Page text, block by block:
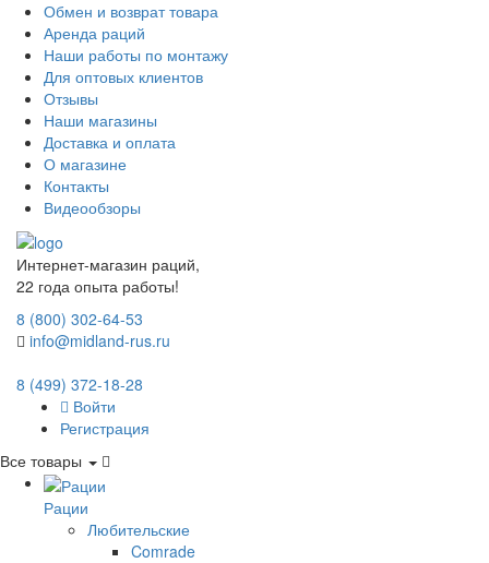
Обмен и возврат товара
Аренда раций
Наши работы по монтажу
Для оптовых клиентов
Отзывы
Наши магазины
Доставка и оплата
О магазине
Контакты
Видеообзоры
Интернет-магазин раций,
22 года опыта работы!
8 (800) 302-64-53
info@midland-rus.ru
8 (499) 372-18-28
Войти
Регистрация
Все товары
Рации
Любительские
Comrade